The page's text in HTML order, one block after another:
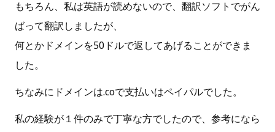
もちろん、私は英語が読めないので、翻訳ソフトでがん
ばって翻訳しましたが、
何とかドメインを50ドルで返してあげることができま
した。
ちなみにドメインは.coで支払いはペイパルでした。
私の経験が１件のみで丁寧な方でしたので、参考になら